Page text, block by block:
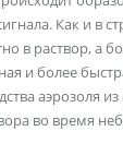
Как и в
в раствор, а
и более
аэрозоля из
во время